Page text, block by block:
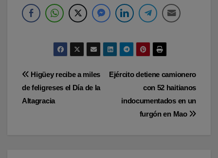
Navegación
de
Ejército detiene camionero
con 52 haitianos
indocumentados en un
furgón en Mao
Higüey recibe a miles
de feligreses el Día de la
Altagracia